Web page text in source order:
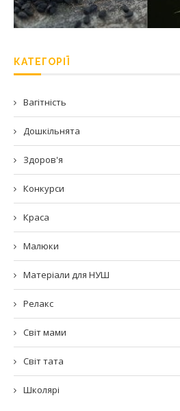
КАТЕГОРІЇ
Вагітність
Дошкільнята
Здоров'я
Конкурси
Краса
Малюки
Матеріали для НУШ
Релакс
Світ мами
Світ тата
Школярі